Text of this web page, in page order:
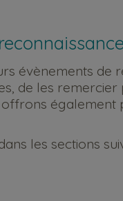
évènements de
de les
les sections